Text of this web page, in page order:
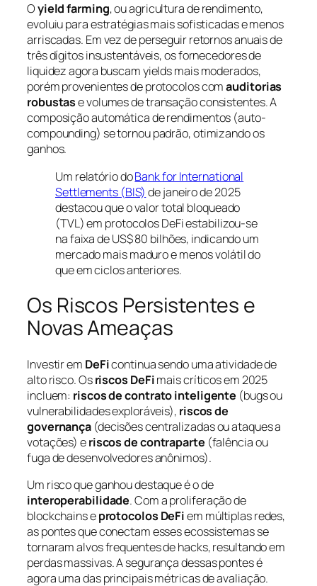
Oyield farming, ou agricultura de rendimento,
evoluiu para estratégias mais sofisticadas e menos
arriscadas. Em vez de perseguir retornos anuais de
três dígitos insustentáveis, os fornecedores de
liquidez agora buscam yields mais moderados,
porém provenientes de protocolos comauditorias
robustase volumes de transação consistentes. A
composição automática de rendimentos (auto-
compounding) se tornou padrão, otimizando os
ganhos.
Um relatório doBank for International
Settlements (BIS) de janeiro de 2025
destacou que o valor total bloqueado
(TVL) em protocolos DeFi estabilizou-se
na faixa de US$ 80 bilhões, indicando um
mercado mais maduro e menos volátil do
que em ciclos anteriores.
Os Riscos Persistentes e
Novas Ameaças
Investir em DeFicontinua sendo uma atividade de
alto risco. Osriscos DeFimais críticos em 2025
incluem: riscos de contrato inteligente (bugs ou
vulnerabilidades exploráveis), riscos de
governança (decisões centralizadas ou ataques a
votações) eriscos de contraparte (falência ou
fuga de desenvolvedores anônimos).
Um risco que ganhou destaque é o de
interoperabilidade. Com a proliferação de
blockchains eprotocolos DeFiem múltiplas redes,
as pontes que conectam esses ecossistemas se
tornaram alvos frequentes de hacks, resultando em
perdas massivas. A segurança dessas pontes é
agora uma das principais métricas de avaliação.